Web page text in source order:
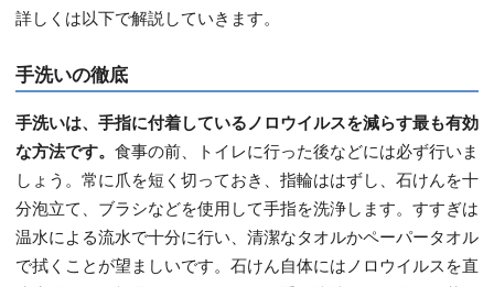
詳しくは以下で解説していきます。
手洗いの徹底
手洗いは、手指に付着しているノロウイルスを減らす最も有効
な方法です。 食事の前、トイレに行った後などには必ず行いま
しょう。常に爪を短く切っておき、指輪ははずし、石けんを十
分泡立て、ブラシなどを使用して手指を洗浄します。すすぎは
温水による流水で十分に行い、清潔なタオルかペーパータオル
で拭くことが望ましいです。石けん自体にはノロウイルスを直